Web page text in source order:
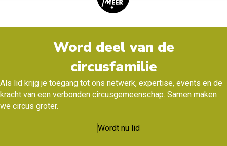
Word deel van de
circusfamilie
Als lid krijg je toegang tot ons netwerk, expertise, events en de
kracht van een verbonden circusgemeenschap. Samen maken
we circus groter.
Wordt nu lid